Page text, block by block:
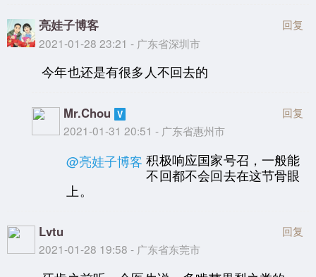
亮娃子博客
2021-01-28 23:21 - 广东省深圳市
回复
今年也还是有很多人不回去的
Mr.Chou
2021-01-31 20:51 - 广东省惠州市
回复
@亮娃子博客 积极响应国家号召，一般能
不回都不会回去在这节骨眼
上。
Lvtu
2021-01-28 19:58 - 广东省东莞市
回复